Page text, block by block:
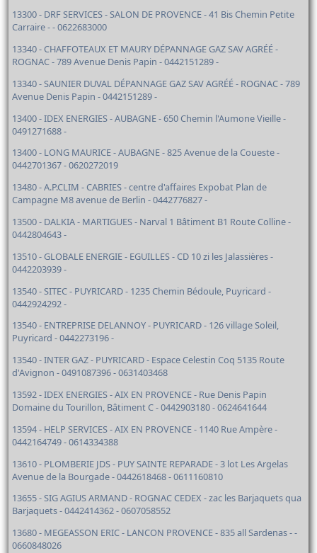
13300 - DRF SERVICES - SALON DE PROVENCE - 41 Bis Chemin Petite
Carraire - - 0622683000
13340 - CHAFFOTEAUX ET MAURY DÉPANNAGE GAZ SAV AGRÉÉ -
ROGNAC - 789 Avenue Denis Papin - 0442151289 -
13340 - SAUNIER DUVAL DÉPANNAGE GAZ SAV AGRÉÉ - ROGNAC - 789
Avenue Denis Papin - 0442151289 -
13400 - IDEX ENERGIES - AUBAGNE - 650 Chemin l'Aumone Vieille -
0491271688 -
13400 - LONG MAURICE - AUBAGNE - 825 Avenue de la Coueste -
0442701367 - 0620272019
13480 - A.P.CLIM - CABRIES - centre d'affaires Expobat Plan de
Campagne M8 avenue de Berlin - 0442776827 -
13500 - DALKIA - MARTIGUES - Narval 1 Bâtiment B1 Route Colline -
0442804643 -
13510 - GLOBALE ENERGIE - EGUILLES - CD 10 zi les Jalassières -
0442203939 -
13540 - SITEC - PUYRICARD - 1235 Chemin Bédoule, Puyricard -
0442924292 -
13540 - ENTREPRISE DELANNOY - PUYRICARD - 126 village Soleil,
Puyricard - 0442273196 -
13540 - INTER GAZ - PUYRICARD - Espace Celestin Coq 5135 Route
d'Avignon - 0491087396 - 0631403468
13592 - IDEX ENERGIES - AIX EN PROVENCE - Rue Denis Papin
Domaine du Tourillon, Bâtiment C - 0442903180 - 0624641644
13594 - HELP SERVICES - AIX EN PROVENCE - 1140 Rue Ampère -
0442164749 - 0614334388
13610 - PLOMBERIE JDS - PUY SAINTE REPARADE - 3 lot Les Argelas
Avenue de la Bourgade - 0442618468 - 0611160810
13655 - SIG AGIUS ARMAND - ROGNAC CEDEX - zac les Barjaquets qua
Barjaquets - 0442414362 - 0607058552
13680 - MEGEASSON ERIC - LANCON PROVENCE - 835 all Sardenas - -
0660848026